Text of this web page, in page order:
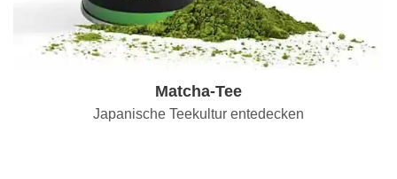
Matcha-Tee
Japanische Teekultur entedecken